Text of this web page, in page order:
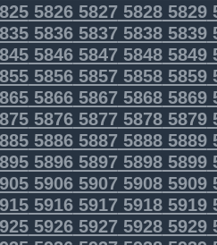
5826582758285829
5836583758385839
5846584758485849
5856585758585859
5866586758685869
5876587758785879
5886588758885889
5896589758985899
5906590759085909
5916591759185919
5926592759285929